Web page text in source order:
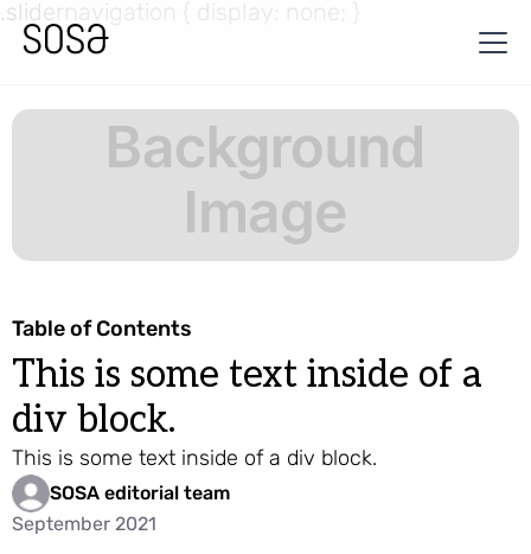
.slidernavigation { display: none; }
Table of Contents
This is some text inside of a
div block.
This is some text inside of a div block.
SOSA editorial team
September 2021